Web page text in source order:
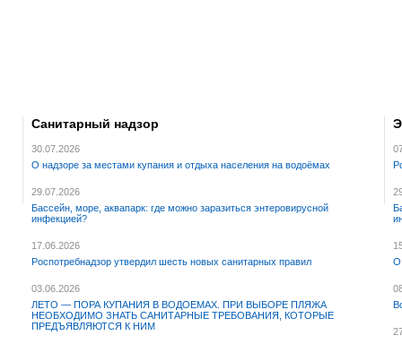
Санитарный надзор
30.07.2026
О надзоре за местами купания и отдыха населения на водоёмах
29.07.2026
Бассейн, море, аквапарк: где можно заразиться энтеровирусной
инфекцией?
17.06.2026
Роспотребнадзор утвердил шесть новых санитарных правил
03.06.2026
ЛЕТО — ПОРА КУПАНИЯ В ВОДОЕМАХ. ПРИ ВЫБОРЕ ПЛЯЖА
НЕОБХОДИМО ЗНАТЬ САНИТАРНЫЕ ТРЕБОВАНИЯ, КОТОРЫЕ
ПРЕДЪЯВЛЯЮТСЯ К НИМ
О